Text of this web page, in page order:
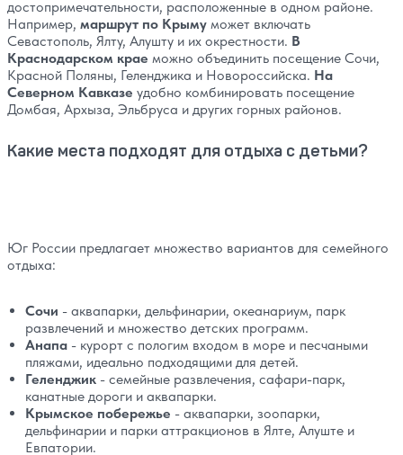
достопримечательности, расположенные в одном районе.
Например, маршрут по Крыму может включать
Севастополь, Ялту, Алушту и их окрестности. В
Краснодарском крае можно объединить посещение Сочи,
Красной Поляны, Геленджика и Новороссийска. На
Северном Кавказе удобно комбинировать посещение
Домбая, Архыза, Эльбруса и других горных районов.
Какие места подходят для отдыха с детьми?
Юг России предлагает множество вариантов для семейного
отдыха:
Сочи - аквапарки, дельфинарии, океанариум, парк
развлечений и множество детских программ.
Анапа - курорт с пологим входом в море и песчаными
пляжами, идеально подходящими для детей.
Геленджик - семейные развлечения, сафари-парк,
канатные дороги и аквапарки.
Крымское побережье - аквапарки, зоопарки,
дельфинарии и парки аттракционов в Ялте, Алуште и
Евпатории.